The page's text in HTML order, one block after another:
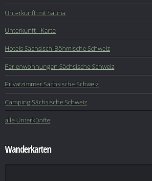
Unterkunft mit Sauna
Unterkunft - Karte
Hotels Sächsisch-Böhmische Schweiz
Ferienwohnungen Sächsische Schweiz
Privatzimmer Sächsische Schweiz
Camping Sächsische Schweiz
alle Unterkünfte
Wanderkarten